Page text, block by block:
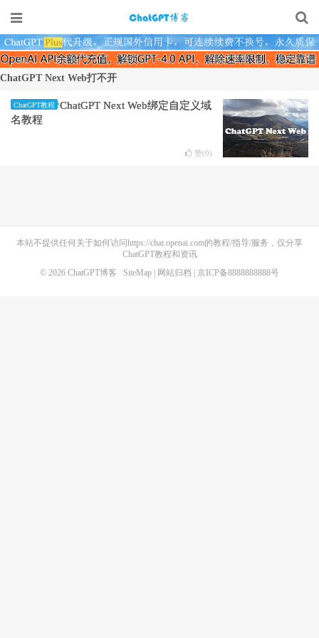
ChatGPT Next Web打不开
ChatGPT教程
ChatGPT Next Web绑定自定义域
名教程
赞(0)
本站不提供任何关于如何访问https://chat.openai.com的教程/指导/服务，仅分享
ChatGPT教程和资讯
© 2026 ChatGPT博客 SiteMap | 网站归档 | 京ICP备8888888888号